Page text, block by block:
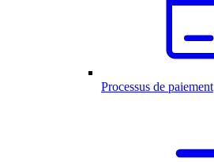
Processus de paiement